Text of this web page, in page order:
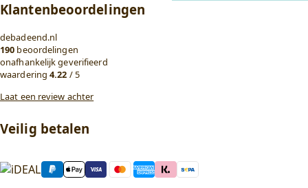
Klantenbeoordelingen
debadeend.nl
190 beoordelingen
onafhankelijk geverifieerd
waardering4.22 / 5
Laat een review achter
Veilig betalen